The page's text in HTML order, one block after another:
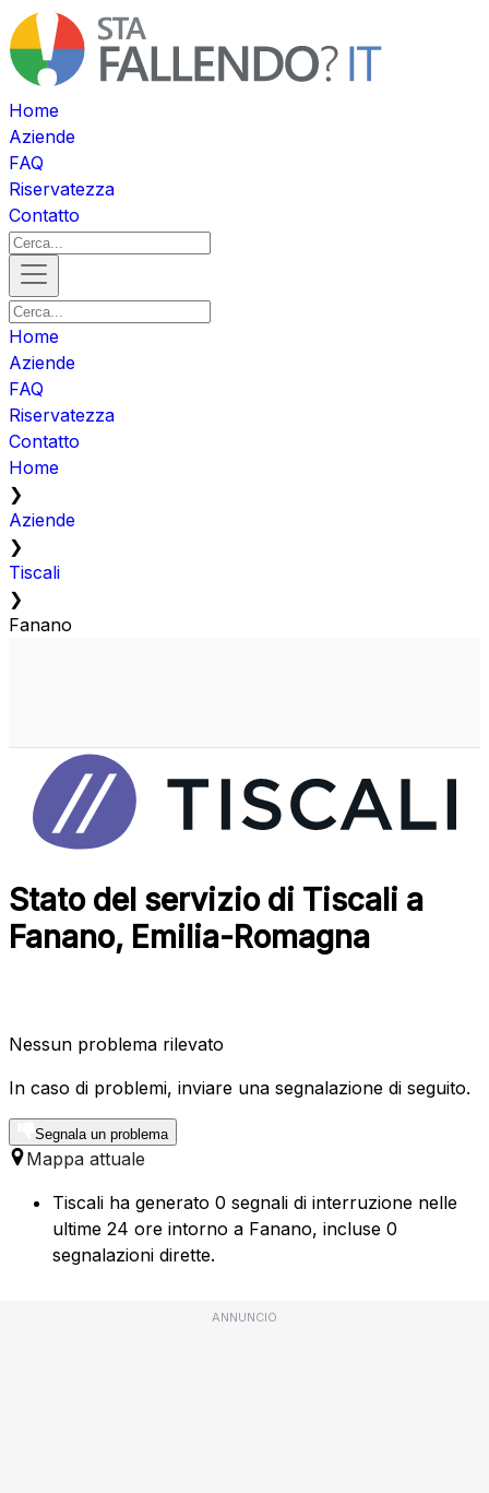
Home
Aziende
FAQ
Riservatezza
Contatto
Home
Aziende
FAQ
Riservatezza
Contatto
Home
❯
Aziende
❯
Tiscali
❯
Fanano
Stato del servizio di Tiscali a
Fanano, Emilia-Romagna
Nessun problema rilevato
In caso di problemi, inviare una segnalazione di seguito.
Segnala un problema
Mappa attuale
Tiscali ha generato 0 segnali di interruzione nelle
ultime 24 ore intorno a Fanano, incluse 0
segnalazioni dirette.
ANNUNCIO